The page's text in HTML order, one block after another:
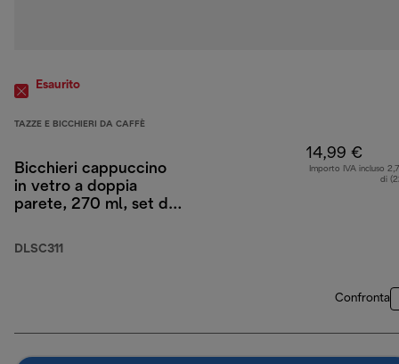
Esaurito
TAZZE E BICCHIERI DA CAFFÈ
Bicchieri cappuccino
in vetro a doppia
parete, 270 ml, set di
DLSC311
14,99 €
Importo IVA incluso
di
Confronta